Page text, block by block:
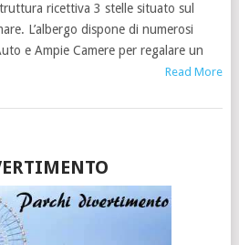
ricettiva 3 stelle situato sul
L’albergo dispone di numerosi
e Ampie Camere per regalare un
Read More